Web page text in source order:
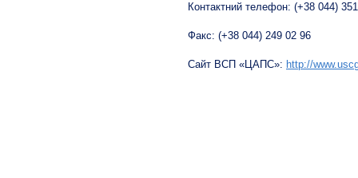
Контактний телефон: (+38 044)
Факс: (+38 044) 249 02 96
Сайт ВСП «ЦАПС»: http://